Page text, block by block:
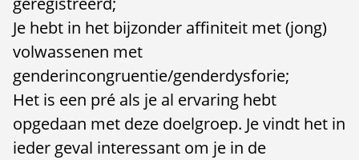
Je hebt in het bijzonder affiniteit met (jong)
volwassenen met
genderincongruentie/genderdysforie;
Het is een pré als je al ervaring hebt
opgedaan met deze doelgroep. Je vindt het in
ieder geval interessant om je in de